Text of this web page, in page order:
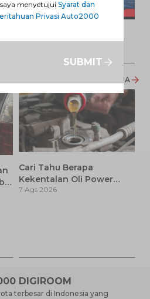
31 Ags 2026
LIHAT SEMUA
Cari Tahu Berapa
Kekentalan Oli Power
Steering dan Tips
7 Ags 2026
DIGIROOM
terbesar di Indonesia yang
menyetujui Syarat dan
Privasi Auto2000
SUBMIT